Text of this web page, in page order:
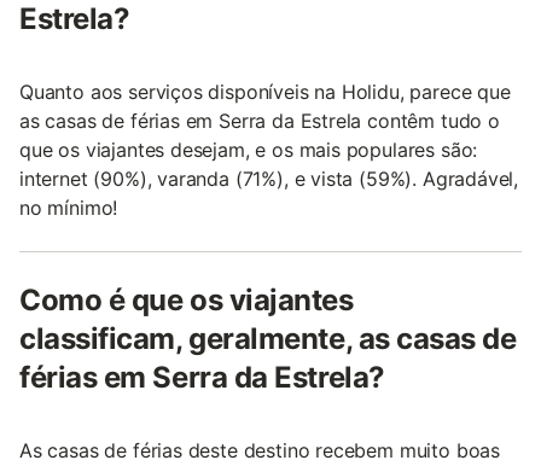
Estrela?
Quanto aos serviços disponíveis na Holidu, parece que
as casas de férias em Serra da Estrela contêm tudo o
que os viajantes desejam, e os mais populares são:
internet (90%), varanda (71%), e vista (59%). Agradável,
no mínimo!
Como é que os viajantes
classificam, geralmente, as casas de
férias em Serra da Estrela?
As casas de férias deste destino recebem muito boas